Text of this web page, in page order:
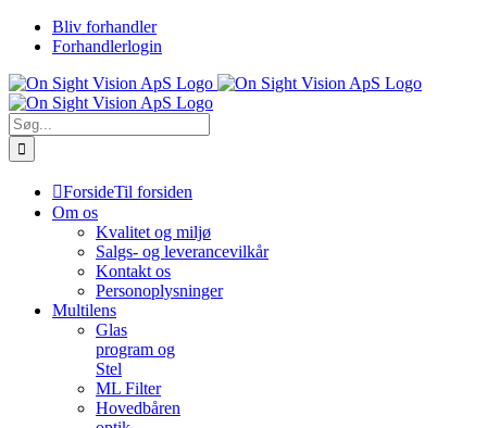
Skip
Bliv forhandler
Forhandlerlogin
Søg
efter:
ForsideTil forsiden
Om os
Kvalitet og miljø
Salgs- og leverancevilkår
Kontakt os
Personoplysninger
Multilens
Glas
program og
Stel
ML Filter
Hovedbåren